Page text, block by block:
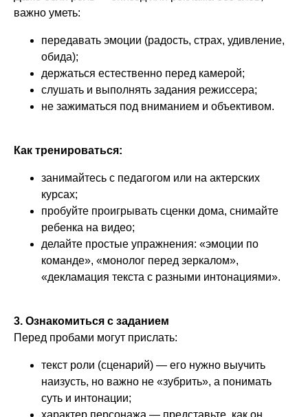
важно уметь:
передавать эмоции (радость, страх, удивление,
обида);
держаться естественно перед камерой;
слушать и выполнять задания режиссера;
не зажиматься под вниманием и объективом.
Как тренироваться:
занимайтесь с педагогом или на актерских
курсах;
пробуйте проигрывать сценки дома, снимайте
ребенка на видео;
делайте простые упражнения: «эмоции по
команде», «монолог перед зеркалом»,
«декламация текста с разными интонациями».
3. Ознакомиться с заданием
Перед пробами могут прислать:
текст роли (сценарий) — его нужно выучить
наизусть, но важно не «зубрить», а понимать
суть и интонации;
характер персонажа — представьте, как он